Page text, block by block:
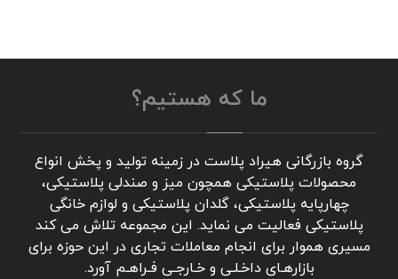
ما که هستیم؟
گروه بازرگانی هیراد پلاست در زمینه تولید و پخش انواع
محصولات پلاستیکی همچون میز و صندلی پلاستیکی،
چهارپایه پلاستیکی، گلدان پلاستیکی و لوازم خانگی
پلاستیکی فعالیت می نماید. این مجموعه تلاش می کند
مسیری هموار برای انجام معاملات تجاری در این حوزه برای
بازارهـای داخـلـی و خـارجـی فـراهـم آورد.